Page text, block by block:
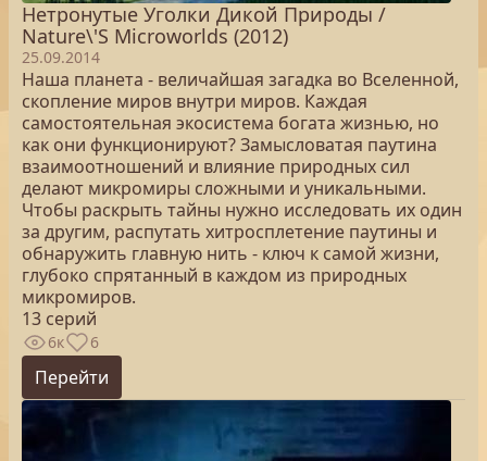
Нетронутые Уголки Дикой Природы /
Nature\'S Microworlds (2012)
25.09.2014
Наша планета - величайшая загадка во Вселенной,
скопление миров внутри миров. Каждая
самостоятельная экосистема богата жизнью, но
как они функционируют? Замысловатая паутина
взаимоотношений и влияние природных сил
делают микромиры сложными и уникальными.
Чтобы раскрыть тайны нужно исследовать их один
за другим, распутать хитросплетение паутины и
обнаружить главную нить - ключ к самой жизни,
глубоко спрятанный в каждом из природных
микромиров.
13 серий
6к 6
Перейти